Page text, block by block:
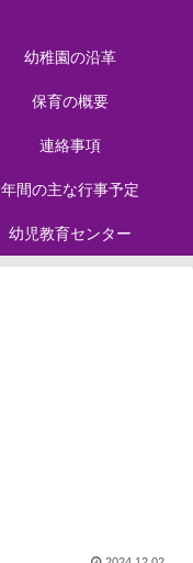
幼稚園の沿革
保育の概要
連絡事項
年間の主な行事予定
幼児教育センター